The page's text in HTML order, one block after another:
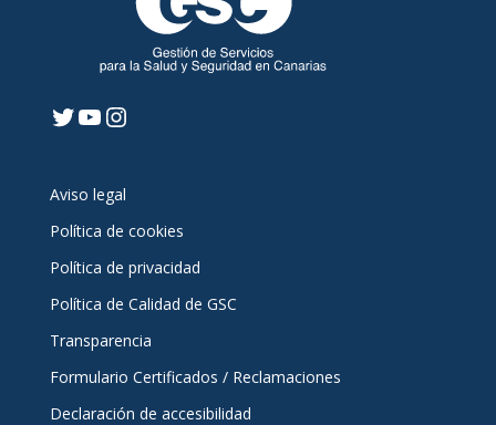
Twitter
YouTube
Instagram
Aviso legal
Política de cookies
Política de privacidad
Política de Calidad de GSC
Transparencia
Formulario Certificados / Reclamaciones
Declaración de accesibilidad